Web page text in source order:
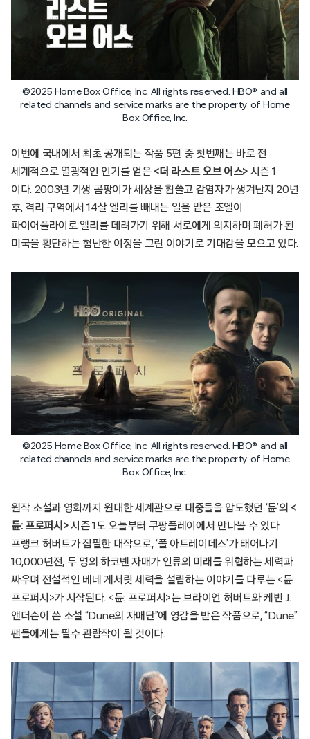
©2025 Home Box Office, Inc. All rights reserved. HBO® and all
related channels and service marks are the property of Home
Box Office, Inc.
이번에 국내에서 최초 공개되는 작품 5편 중 첫번째는 바로 전
세계적으로 열광적인 인기를 얻은 <더 라스트 오브 어스> 시즌 1
이다. 2003년 기생 곰팡이가 세상을 휩쓸고 감염자가 생겨난지 20년
후, 격리 구역에서 14살 엘리를 빼내는 일을 맡은 조엘이
파이어플라이로 엘리를 데려가기 위해 서로에게 의지하며 폐허가 된
미국을 횡단하는 험난한 여정을 그린 이야기로 기대감을 모으고 있다.
©2025 Home Box Office, Inc. All rights reserved. HBO® and all
related channels and service marks are the property of Home
Box Office, Inc.
원작 소설과 영화까지 원대한 세계관으로 대중들을 압도했던 ‘듄’의 <
듄: 프로퍼시>시즌 1도 오늘부터 쿠팡플레이에서 만나볼 수 있다.
프랭크 허버트가 집필한 대작으로, ‘폴 아트레이데스’가 태어나기
10,000년전, 두 명의 하코넨 자매가 인류의 미래를 위협하는 세력과
싸우며 전설적인 베네 게서릿 세력을 설립하는 이야기를 다루는 <듄:
프로퍼시>가 시작된다. <듄: 프로퍼시>는 브라이언 허버트와 케빈 J.
앤더슨이 쓴 소설 “Dune의 자매단”에 영감을 받은 작품으로, “Dune”
팬들에게는 필수 관람작이 될 것이다.